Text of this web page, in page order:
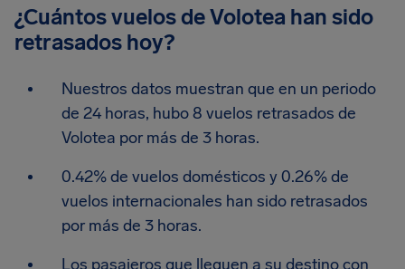
¿Cuántos vuelos de Volotea han sido
retrasados hoy?
Nuestros datos muestran que en un periodo
de 24 horas, hubo 8 vuelos retrasados de
Volotea por más de 3 horas.
0.42% de vuelos domésticos y 0.26% de
vuelos internacionales han sido retrasados
por más de 3 horas.
Los pasajeros que lleguen a su destino con